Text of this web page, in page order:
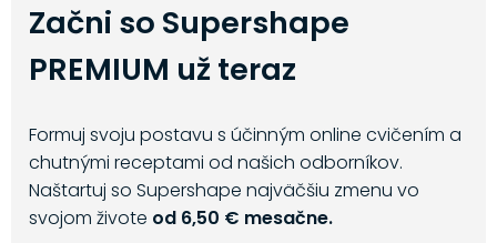
Začni so Supershape
PREMIUM už teraz
Formuj svoju postavu s účinným online cvičením a
chutnými receptami od našich odborníkov.
Naštartuj so Supershape najväčšiu zmenu vo
svojom živote od 6,50 € mesačne.